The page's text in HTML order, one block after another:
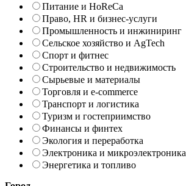
Питание и HoReCa
Право, HR и бизнес-услуги
Промышленность и инжиниринг
Сельское хозяйство и AgTech
Спорт и фитнес
Строительство и недвижимость
Сырьевые и материалы
Торговля и e-commerce
Транспорт и логистика
Туризм и гостеприимство
Финансы и финтех
Экология и переработка
Электроника и микроэлектроника
Энергетика и топливо